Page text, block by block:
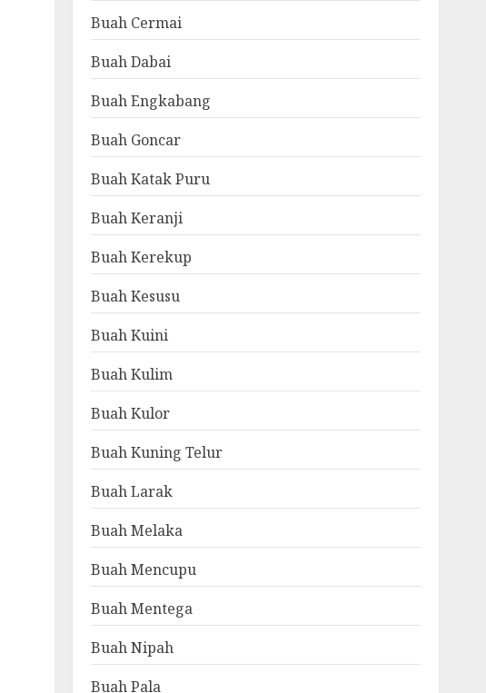
Buah Cermai
Buah Dabai
Buah Engkabang
Buah Goncar
Buah Katak Puru
Buah Keranji
Buah Kerekup
Buah Kesusu
Buah Kuini
Buah Kulim
Buah Kulor
Buah Kuning Telur
Buah Larak
Buah Melaka
Buah Mencupu
Buah Mentega
Buah Nipah
Buah Pala